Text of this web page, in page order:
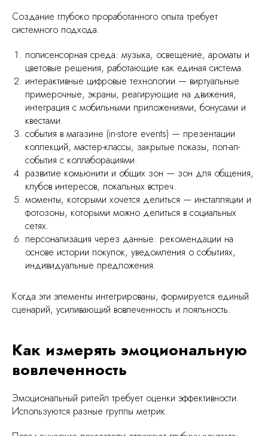
Создание глубоко проработанного опыта требует
системного подхода.
полисенсорная среда: музыка, освещение, ароматы и
цветовые решения, работающие как единая система.
интерактивные цифровые технологии — виртуальные
примерочные, экраны, реагирующие на движения,
интеграция с мобильными приложениями, бонусами и
квестами.
события в магазине (in-store events) — презентации
коллекций, мастер-классы, закрытые показы, поп-ап-
события с коллаборациями.
развитие комьюнити и общих зон — зон для общения,
клубов интересов, локальных встреч.
моменты, которыми хочется делиться — инсталляции и
фотозоны, которыми можно делиться в социальных
сетях.
персонализация через данные: рекомендации на
основе истории покупок, уведомления о событиях,
индивидуальные предложения.
Когда эти элементы интегрированы, формируется единый
сценарий, усиливающий вовлеченность и лояльность.
Как измерять эмоциональную
вовлеченность
Эмоциональный ритейл требует оценки эффективности.
Используются разные группы метрик.